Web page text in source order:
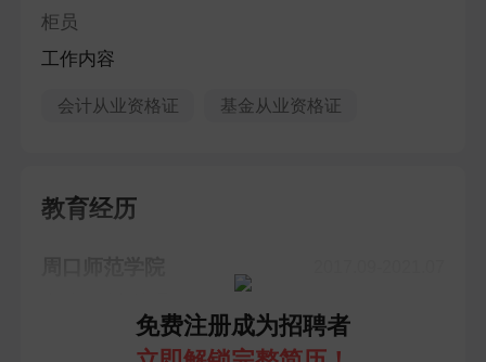
柜员
工作内容
会计从业资格证 基金从业资格证
教育经历
免费注册成为招聘者